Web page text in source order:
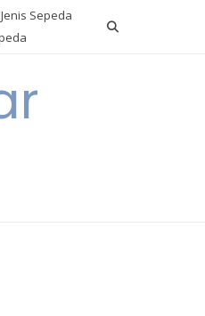
Jenis Sepeda